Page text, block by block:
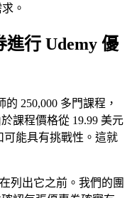
。
行 Udemy 優
250,000 多門課程，
課程價格從 19.99 美元
可能具有挑戰性。這就
在列出它之前。我們的團